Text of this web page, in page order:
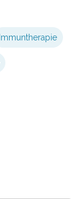
Immuntherapie